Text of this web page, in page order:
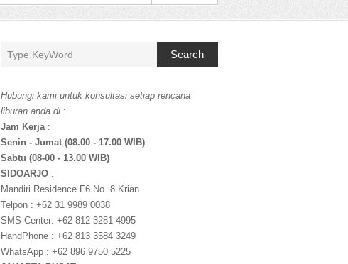
Search
Hubungi kami untuk konsultasi setiap rencana
liburan anda di :
Jam Kerja:
Senin - Jumat (08.00 - 17.00 WIB)
Sabtu (08-00 - 13.00 WIB)
SIDOARJO:
Mandiri Residence F6 No. 8 Krian
Telpon : +62 31 9989 0038
SMS Center: +62 812 3281 4995
HandPhone : +62 813 3584 3249
WhatsApp : +62 896 9750 5225